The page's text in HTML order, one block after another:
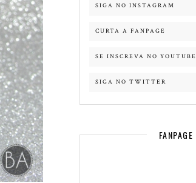
SIGA NO INSTAGRAM
CURTA A FANPAGE
SE INSCREVA NO YOUTUBE
SIGA NO TWITTER
FANPAGE